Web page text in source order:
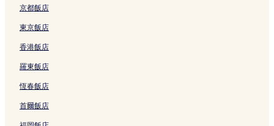
京都飯店
東京飯店
香港飯店
羅東飯店
恆春飯店
首爾飯店